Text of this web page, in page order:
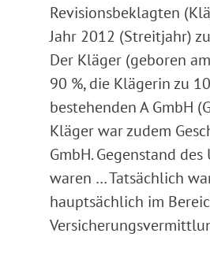
Revisionsbeklagten
Jahr 2012 (Streitjahr)
Der Kläger (geboren
90 %, die Klägerin zu
bestehenden A GmbH
Kläger war zudem
GmbH. Gegenstand
waren … Tatsächlich
hauptsächlich im